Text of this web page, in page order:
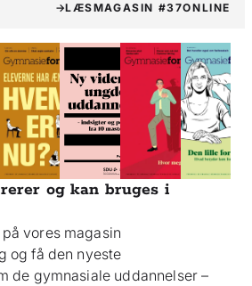
LÆSMAGASIN #37ONLINE
og kan bruges i
vores magasin
og få den nyeste
de gymnasiale uddannelser –